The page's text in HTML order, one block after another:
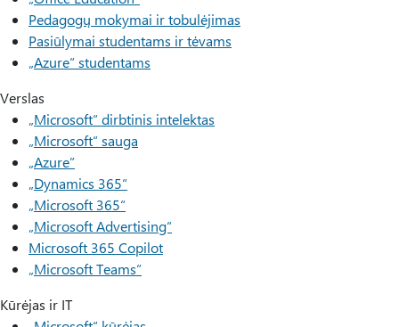
Pedagogų mokymai ir tobulėjimas
Pasiūlymai studentams ir tėvams
„Azure“ studentams
Verslas
„Microsoft“ dirbtinis intelektas
„Microsoft“ sauga
„Azure”
„Dynamics 365“
„Microsoft 365“
„Microsoft Advertising“
Microsoft 365 Copilot
„Microsoft Teams“
Kūrėjas ir IT